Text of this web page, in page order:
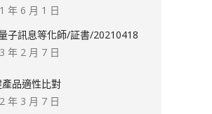
年 6 月 1 日
子訊息等化師/証書/20210418
年 2 月 7 日
品適性比對
年 3 月 7 日